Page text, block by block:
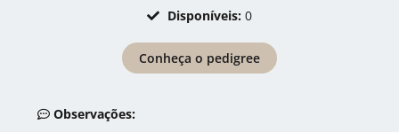
Disponíveis: 0
Conheça o pedigree
Observações: